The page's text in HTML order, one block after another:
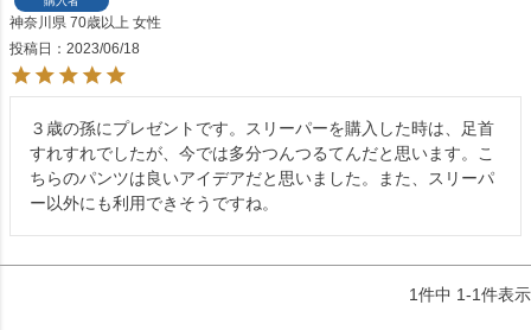
神奈川県 70歳以上 女性
投稿日
2023/06/18
３歳の孫にプレゼントです。スリーパーを購入した時は、足首
すれすれでしたが、今では多分つんつるてんだと思います。こ
ちらのパンツは良いアイデアだと思いました。また、スリーパ
1件中 1-1件表示